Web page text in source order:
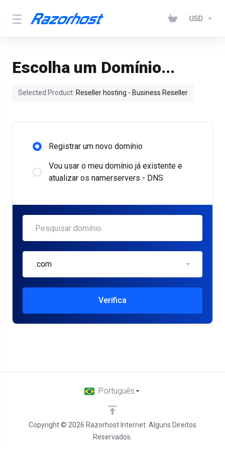
USD
Escolha um Domínio...
Selected Product: Reseller hosting - Business Reseller
Registrar um novo domínio
Vou usar o meu domínio já existente e
atualizar os namerservers - DNS
.com
Verifica
Copyright © 2026 Razorhost Internet. Alguns Direitos
Reservados.
Português